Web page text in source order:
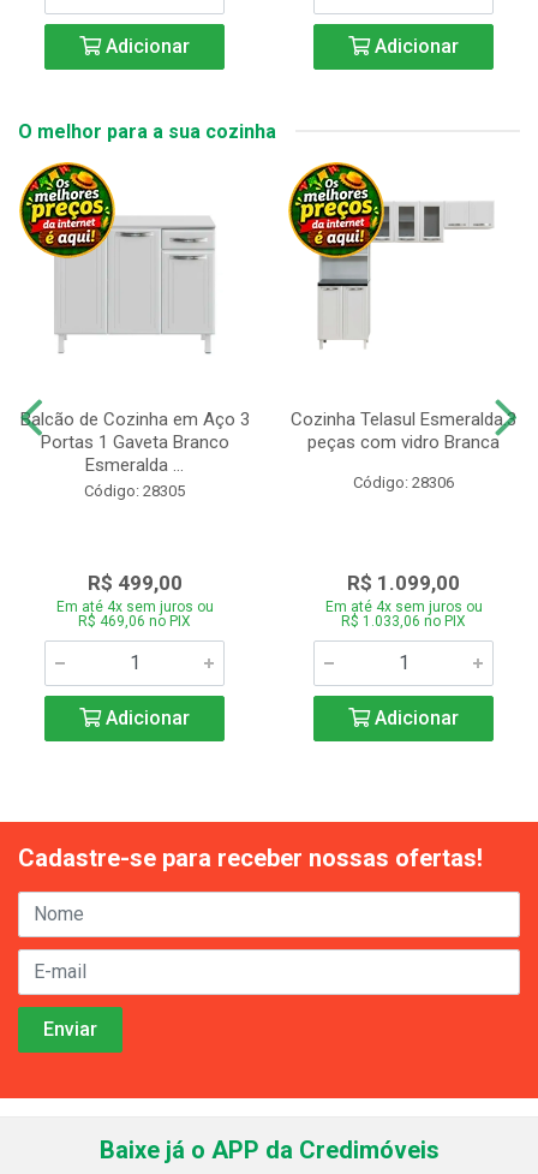
Adicionar Adicionar
O melhor para a sua cozinha
Balcão de Cozinha em Aço 3
Portas 1 Gaveta Branco
Esmeralda ...
Código: 28305
R$ 499,00
Em até 4x sem juros ou
R$ 469,06 no PIX
Adicionar
Cozinha Telasul Esmeralda.3
peças com vidro Branca
Código: 28306
R$ 1.099,00
Em até 4x sem juros ou
R$ 1.033,06 no PIX
Adicionar
Cadastre-se para receber nossas ofertas!
Baixe já o APP da Credimóveis